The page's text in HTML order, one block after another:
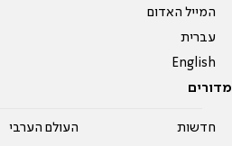
המייל האדום
עברית
English
מדורים
חדשות
העולם הערבי